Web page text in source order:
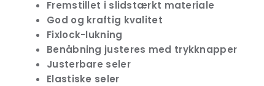
Fremstillet i slidstærkt materiale
God og kraftig kvalitet
Fixlock-lukning
Benåbning justeres med trykknapper
Justerbare seler
Elastiske seler